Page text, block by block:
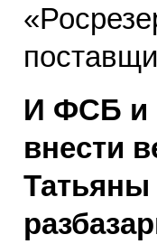
И ФСБ и
внести
Татьяны